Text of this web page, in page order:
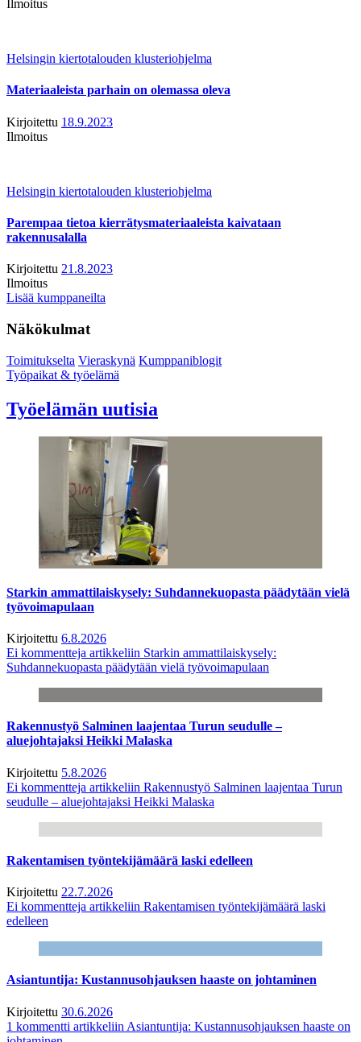
Ilmoitus
Helsingin kiertotalouden klusteriohjelma
Materiaaleista parhain on olemassa oleva
Kirjoitettu 18.9.2023
Ilmoitus
Helsingin kiertotalouden klusteriohjelma
Parempaa tietoa kierrätysmateriaaleista kaivataan
rakennusalalla
Kirjoitettu 21.8.2023
Ilmoitus
Lisää kumppaneilta
Näkökulmat
Toimitukselta Vieraskynä Kumppaniblogit
Työpaikat & työelämä
Työelämän uutisia
Starkin ammattilaiskysely: Suhdannekuopasta päädytään vielä
työvoimapulaan
Kirjoitettu 6.8.2026
Ei kommentteja artikkeliin Starkin ammattilaiskysely:
Suhdannekuopasta päädytään vielä työvoimapulaan
Rakennustyö Salminen laajentaa Turun seudulle –
aluejohtajaksi Heikki Malaska
Kirjoitettu 5.8.2026
Ei kommentteja artikkeliin Rakennustyö Salminen laajentaa Turun
seudulle – aluejohtajaksi Heikki Malaska
Rakentamisen työntekijämäärä laski edelleen
Kirjoitettu 22.7.2026
Ei kommentteja artikkeliin Rakentamisen työntekijämäärä laski
edelleen
Asiantuntija: Kustannusohjauksen haaste on johtaminen
Kirjoitettu 30.6.2026
1 kommentti artikkeliin Asiantuntija: Kustannusohjauksen haaste on